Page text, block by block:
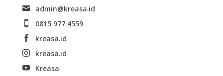
 admin@kreasa.id
 0815 977 4559
 kreasa.id
 kreasa.id
 Kreasa